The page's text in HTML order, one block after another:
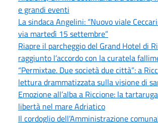
e grandi eventi
La sindaca Angelini: “Nuovo viale
via martedì 15 settembre”
Riapre il parcheggio del Grand Hotel di
raggiunto l’accordo con la curatela
“Permixtae. Due società due città”: a
lettura drammatizzata sulla visione di
Emozione all’alba a Riccione: la
libertà nel mare Adriatico
Il cordoglio dell’Amministrazione